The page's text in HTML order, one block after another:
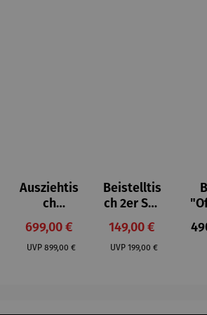
Ausziehtis
ch
Aluminium
– Valor
Verkaufspreis:
699,00 €
UVP Regulärer Preis:
899,00 €
Beistelltis
ch 2er Set
– Dalias
Verkaufspreis:
149,00 €
UVP Regulärer Preis:
199,00 €